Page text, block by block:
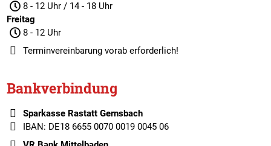
8 - 12 Uhr / 14 - 18 Uhr
Freitag
8 - 12 Uhr
Terminvereinbarungvorab erforderlich!
Bankverbindung
Sparkasse Rastatt Gernsbach
IBAN: DE18 6655 0070 0019 0045 06